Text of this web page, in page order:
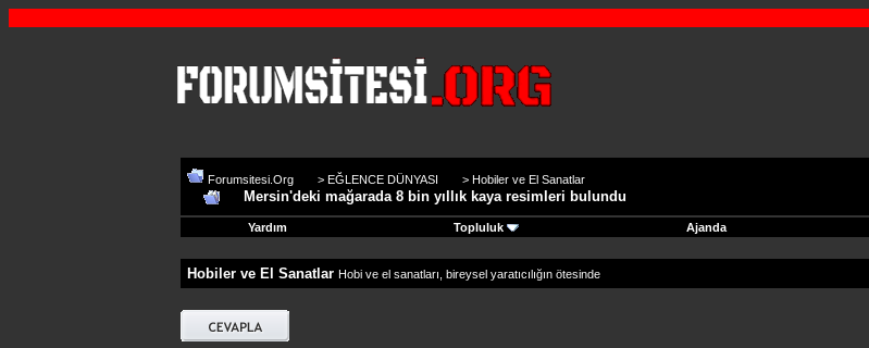
Forumsitesi.Org > EĞLENCE DÜNYASI > Hobiler ve El Sanatlar
Mersin'deki mağarada 8 bin yıllık kaya resimleri bulundu
Yardım Topluluk Ajanda
Hobiler ve El Sanatlar Hobi ve el sanatları, bireysel yaratıcılığın ötesinde